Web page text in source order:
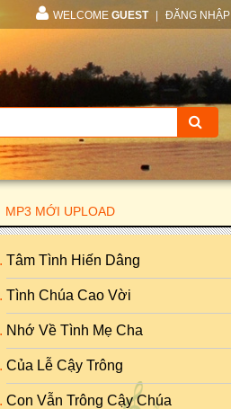
WELCOME GUEST ĐĂNG NHẬP
MP3 MỚI UPLOAD
Tâm Tình Hiến Dâng
Tình Chúa Cao Vời
Nhớ Về Tình Mẹ Cha
Của Lễ Cậy Trông
Con Vẫn Trông Cậy Chúa